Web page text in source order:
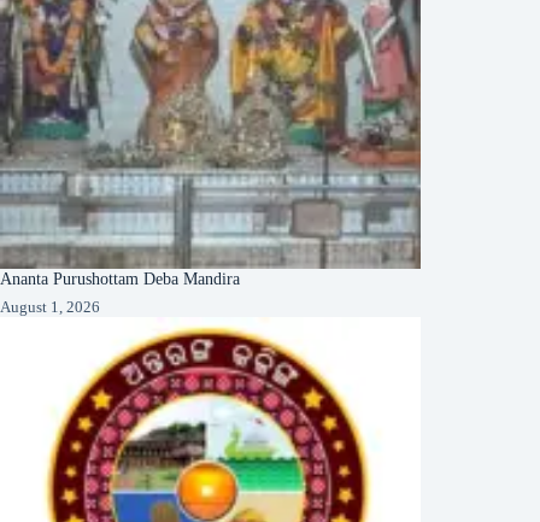
Ananta Purushottam Deba Mandira
August 1, 2026